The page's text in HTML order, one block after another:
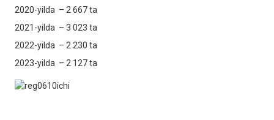
2020-yilda – 2 667 ta
2021-yilda – 3 023 ta
2022-yilda – 2 230 ta
2023-yilda – 2 127 ta